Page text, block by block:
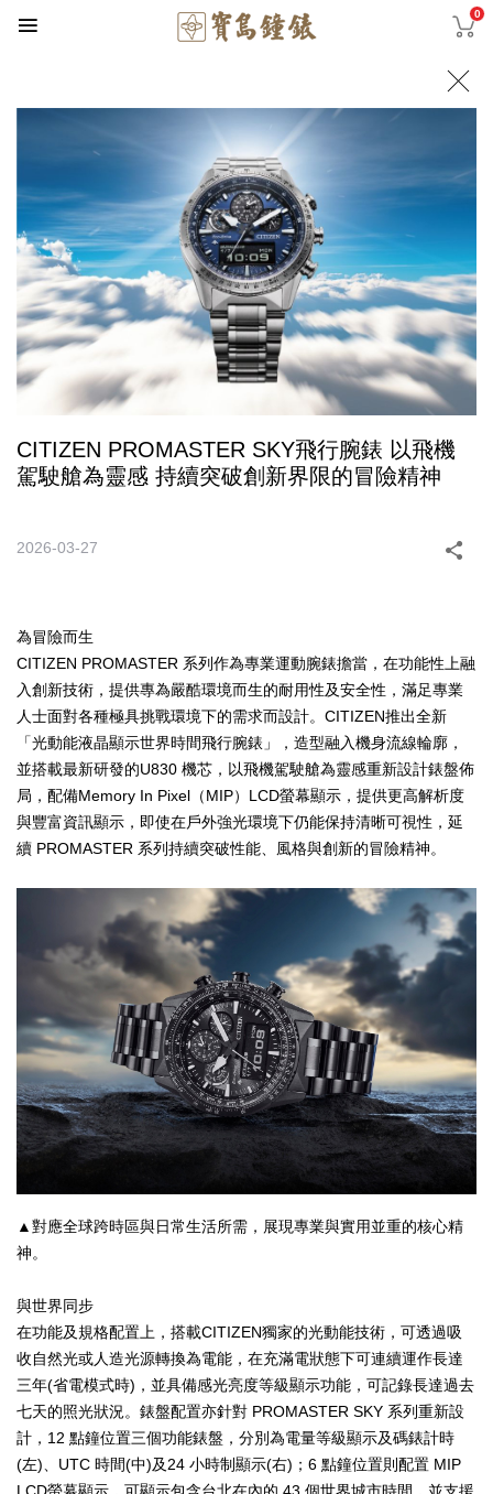
0
CITIZEN PROMASTER SKY飛行腕錶 以飛機
駕駛艙為靈感 持續突破創新界限的冒險精神
2026-03-27
為冒險而生
CITIZEN PROMASTER 系列作為專業運動腕錶擔當，在功能性上融
入創新技術，提供專為嚴酷環境而生的耐用性及安全性，滿足專業
人士面對各種極具挑戰環境下的需求而設計。CITIZEN推出全新
「光動能液晶顯示世界時間飛行腕錶」，造型融入機身流線輪廓，
並搭載最新研發的U830 機芯，以飛機駕駛艙為靈感重新設計錶盤佈
局，配備Memory In Pixel（MIP）LCD螢幕顯示，提供更高解析度
與豐富資訊顯示，即使在戶外強光環境下仍能保持清晰可視性，延
續 PROMASTER 系列持續突破性能、風格與創新的冒險精神。
▲對應全球跨時區與日常生活所需，展現專業與實用並重的核心精
神。
與世界同步
在功能及規格配置上，搭載CITIZEN獨家的光動能技術，可透過吸
收自然光或人造光源轉換為電能，在充滿電狀態下可連續運作長達
三年(省電模式時)，並具備感光亮度等級顯示功能，可記錄長達過去
七天的照光狀況。錶盤配置亦針對 PROMASTER SKY 系列重新設
計，12 點鐘位置三個功能錶盤，分別為電量等級顯示及碼錶計時
(左)、UTC 時間(中)及24 小時制顯示(右)；6 點鐘位置則配置 MIP